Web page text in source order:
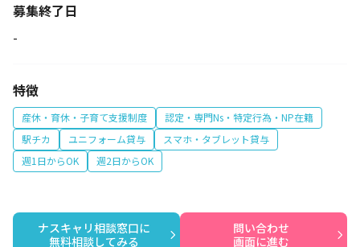
募集終了日
-
特徴
産休・育休・子育て支援制度
認定・専門Ns・特定行為・NP在籍
駅チカ
ユニフォーム貸与
スマホ・タブレット貸与
週1日からOK
週2日からOK
ナスキャリ相談窓口に
無料相談してみる
問い合わせ
画面に進む